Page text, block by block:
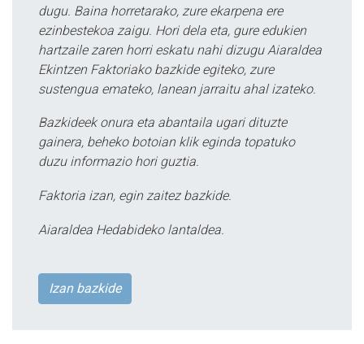
dugu. Baina horretarako, zure ekarpena ere
ezinbestekoa zaigu. Hori dela eta, gure edukien
hartzaile zaren horri eskatu nahi dizugu Aiaraldea
Ekintzen Faktoriako bazkide egiteko, zure
sustengua emateko, lanean jarraitu ahal izateko.
Bazkideek onura eta abantaila ugari dituzte
gainera, beheko botoian klik eginda topatuko
duzu informazio hori guztia.
Faktoria izan, egin zaitez bazkide.
Aiaraldea Hedabideko lantaldea.
Izan bazkide